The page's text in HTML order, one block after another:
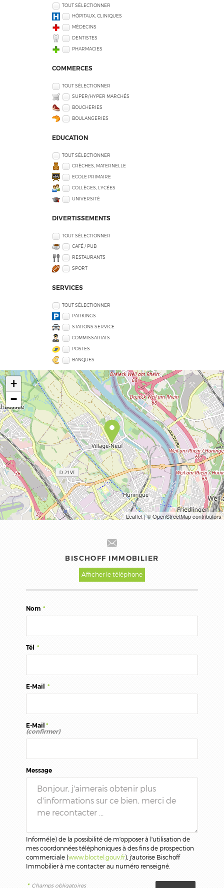
TOUT SÉLECTIONNER
HÔPITAUX, CLINIQUES
MÉDECINS
DENTISTES
PHARMACIES
COMMERCES
TOUT SÉLECTIONNER
SUPER/HYPER MARCHÉS
BOUCHERIES
BOULANGERIES
EDUCATION
TOUT SÉLECTIONNER
CRÈCHES, MATERNELLE
ECOLE PRIMAIRE
COLLÈGES, LYCÉES
UNIVERSITÉ
DIVERTISSEMENTS
TOUT SÉLECTIONNER
CAFÉ / PUB
RESTAURANTS
SPORT
SERVICES
TOUT SÉLECTIONNER
PARKINGS
STATIONS SERVICE
COMMISSARIATS
POSTES
BANQUES
+
−
Leaflet| © OpenStreetMap contributors
BISCHOFF IMMOBILIER
Afficher le téléphone
Nom *
Tél *
E-Mail *
E-Mail *
(confirmer)
Message
Informé(e) de la possibilité de m'opposer à l'utilisation de
mes coordonnées téléphoniques à des fins de prospection
commerciale (www.bloctel.gouv.fr), j'autorise Bischoff
Immobilier à me contacter au numéro renseigné.
* Champs obligatoires